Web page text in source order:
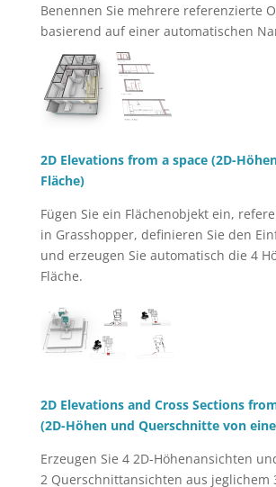
Benennen Sie mehrere referenzierte
basierend auf einer automatischen
2D Elevations from a space (2D-
Fläche)
Fügen Sie ein Flächenobjekt ein,
in Grasshopper, definieren Sie den
und erzeugen Sie automatisch die 4
Fläche.
2D Elevations and Cross Sections
(2D-Höhen und Querschnitte von
Erzeugen Sie 4 2D-Höhenansichten
2 Querschnittansichten aus jeglichem